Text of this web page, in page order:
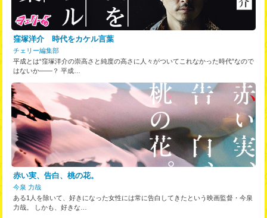
窪塚洋介 時代をカケル言葉
チェリー編集部
平成とは“窪塚洋介の崇高さと純度の高さに人々がついてこれなかった時代”なので
はないか――？ 平成…
赤い実、告白、桃の花。
今泉 力哉
ある1人を除いて、好きになった女性には常に告白してきたという映画監督・今泉
力哉。 しかも、好きな…